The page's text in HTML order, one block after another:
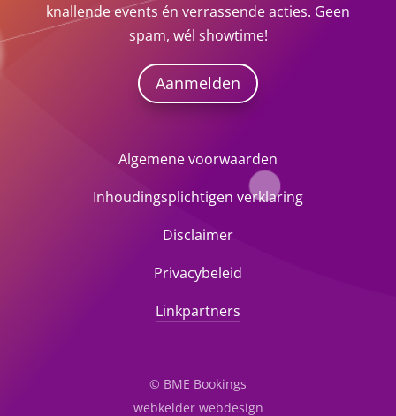
knallende events én verrassende acties. Geen
spam, wél showtime!
Aanmelden
Algemene voorwaarden
Inhoudingsplichtigen verklaring
Disclaimer
Privacybeleid
Linkpartners
© BME Bookings
webkelder webdesign